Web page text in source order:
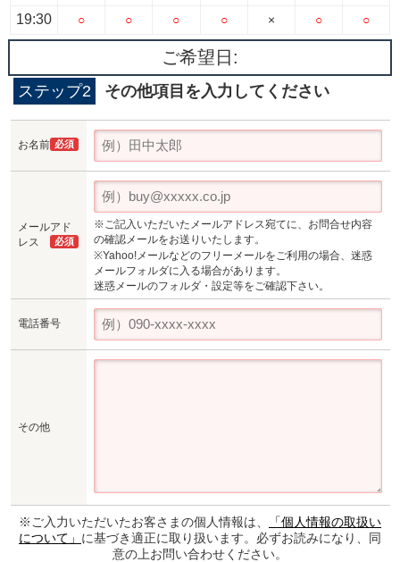
19:30
○
○
○
○
×
○
○
ご希望日:
ステップ2 その他項目を入力してください
お名前 必須
メールアド
レス
必須
※ご記入いただいたメールアドレス宛てに、お問合せ内容
の確認メールをお送りいたします。
※Yahoo!メールなどのフリーメールをご利用の場合、迷惑
メールフォルダに入る場合があります。
迷惑メールのフォルダ・設定等をご確認下さい。
電話番号
その他
※ご入力いただいたお客さまの個人情報は、
「個人情報の取扱い
について」 に基づき適正に取り扱います。必ずお読みになり、同
意の上お問い合わせください。